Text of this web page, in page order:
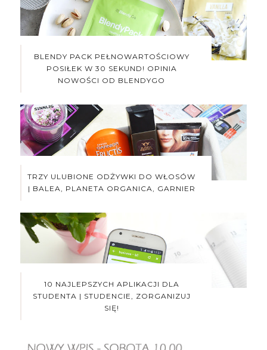
BLENDY PACK PEŁNOWARTOŚCIOWY
POSIŁEK W 30 SEKUND! OPINIA
NOWOŚCI OD BLENDYGO
TRZY ULUBIONE ODŻYWKI DO WŁOSÓW
| BALEA, PLANETA ORGANICA, GARNIER
10 NAJLEPSZYCH APLIKACJI DLA
STUDENTA | STUDENCIE, ZORGANIZUJ
SIĘ!